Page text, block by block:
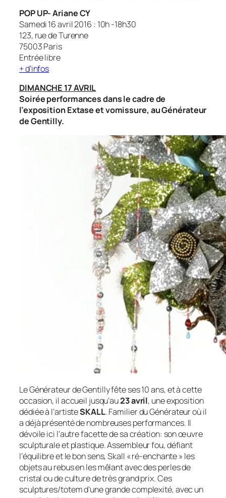
POP UP- Ariane CY
Samedi 16 avril 2016 : 10h -18h30
123, rue de Turenne
75003 Paris
Entrée libre
+ d’infos
DIMANCHE 17 AVRIL
Soirée performances dans le cadre de
l’expositionExtase et vomissure, au Générateur
de Gentilly.
Le Générateur de Gentilly fête ses 10 ans, et à cette
occasion, il accueil jusqu’au23 avril, une exposition
dédiée à l’artisteSKALL. Familier du Générateur où il
a déjà présenté de nombreuses performances. Il
dévoile ici l’autre facette de sa création: son œuvre
sculpturale et plastique. Assembleur fou, défiant
l’équilibre et le bon sens, Skall « ré-enchante » les
objets au rebus en les mêlant avec des perles de
cristal ou de culture de très grand prix. Ces
sculptures/totem d’une grande complexité, avec un